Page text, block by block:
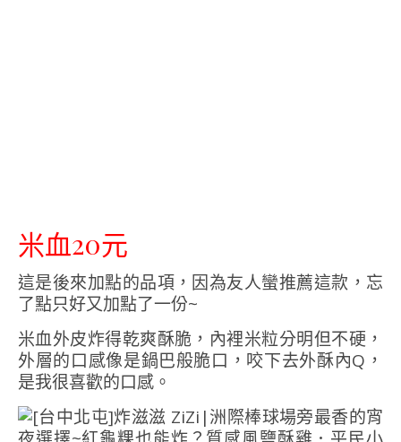
米血20元
這是後來加點的品項，因為友人蠻推薦這款，忘
了點只好又加點了一份~
米血外皮炸得乾爽酥脆，內裡米粒分明但不硬，
外層的口感像是鍋巴般脆口，咬下去外酥內Q，
是我很喜歡的口感。